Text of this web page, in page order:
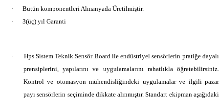
·
Bütün komponentleri Almanyada Üretilmiştir.
·
3(üç) yıl Garanti
·
Hps Sistem Teknik Sensör Board ile endüstriyel sensörlerin pratiğe dayalı
prensiplerini, yapılarını ve uygulamalarını rahatlıkla öğretebilirsiniz.
Kontrol ve otomasyon mühendisliğindeki uygulamalar ve ilgili pazar
payı sensörlerin seçiminde dikkate alınmıştır. Standart ekipman aşağıdaki